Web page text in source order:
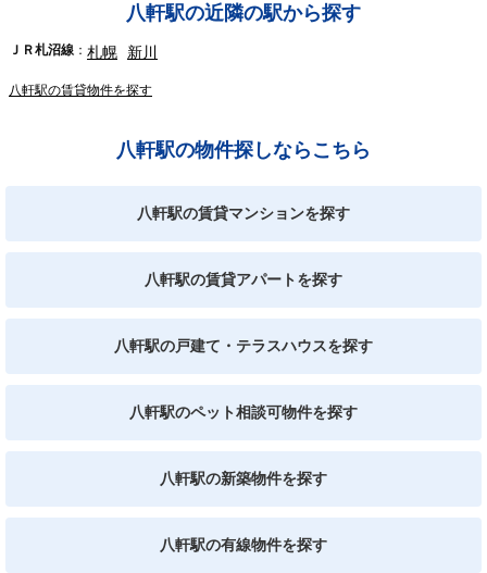
八軒駅の近隣の駅から探す
ＪＲ札沼線 札幌 新川
八軒駅の賃貸物件を探す
八軒駅の物件探しならこちら
八軒駅の賃貸マンションを探す
八軒駅の賃貸アパートを探す
八軒駅の戸建て・テラスハウスを探す
八軒駅のペット相談可物件を探す
八軒駅の新築物件を探す
八軒駅の有線物件を探す